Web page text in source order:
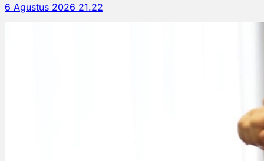
6 Agustus 2026 21.22